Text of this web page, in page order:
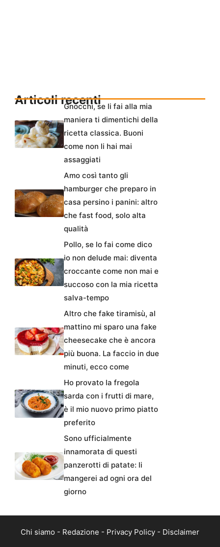
Articoli recentiGnocchi, se li fai alla mia
maniera ti dimentichi della
ricetta classica. Buoni
come non li hai mai
assaggiati
Amo così tanto gli
hamburger che preparo in
casa persino i panini: altro
che fast food, solo alta
qualità
Pollo, se lo fai come dico
io non delude mai: diventa
croccante come non mai e
succoso con la mia ricetta
salva-tempo
Altro che fake tiramisù, al
mattino mi sparo una fake
cheesecake che è ancora
più buona. La faccio in due
minuti, ecco come
Ho provato la fregola
sarda con i frutti di mare,
è il mio nuovo primo piatto
preferito
Sono ufficialmente
innamorata di questi
panzerotti di patate: li
mangerei ad ogni ora del
giorno
Chi siamo - Redazione - Privacy Policy - Disclaimer